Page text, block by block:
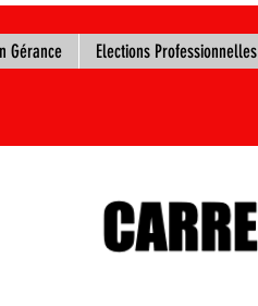
Gérance Elections Professionnelles